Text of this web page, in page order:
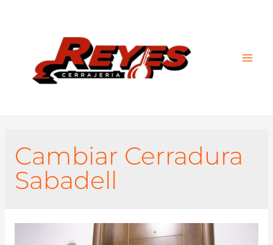
Cambiar Cerradura
Sabadell